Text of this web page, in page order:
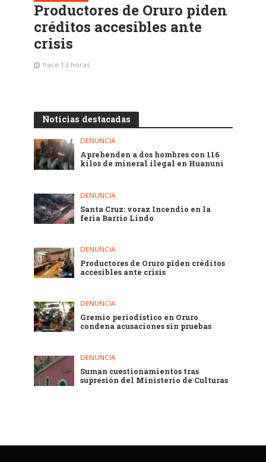
Productores de Oruro piden
créditos accesibles ante
crisis
hace 13 horas
Noticias destacadas
DENUNCIA
Aprehenden a dos hombres con 116
kilos de mineral ilegal en Huanuni
DENUNCIA
Santa Cruz: voraz Incendio en la
feria Barrio Lindo
DENUNCIA
Productores de Oruro piden créditos
accesibles ante crisis
DENUNCIA
Gremio periodístico en Oruro
condena acusaciones sin pruebas
DENUNCIA
Suman cuestionamientos tras
supresión del Ministerio de Culturas